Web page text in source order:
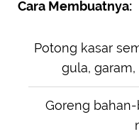
Cara Membuatnya:
Potong kasar
gula,
Goreng